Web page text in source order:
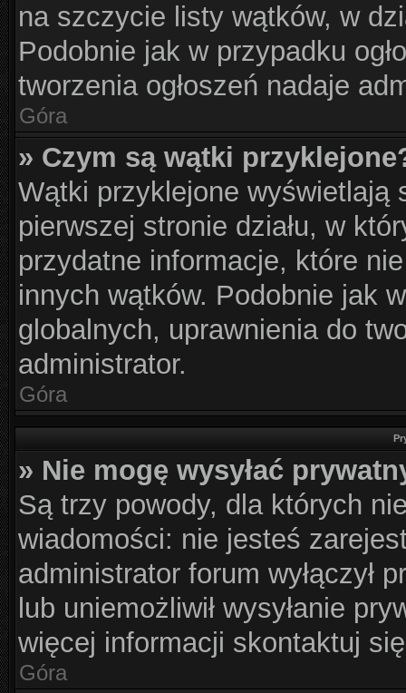
na szczycie listy wątków, w
Podobnie jak w przypadku
tworzenia ogłoszeń nadaje
Góra
» Czym są wątki
Wątki przyklejone wyświetlają
pierwszej stronie działu, w
przydatne informacje, które
innych wątków. Podobnie jak
globalnych, uprawnienia do
administrator.
Góra
» Nie mogę wysyłać
Są trzy powody, dla których
wiadomości: nie jesteś
administrator forum wyłączył
lub uniemożliwił wysyłanie
więcej informacji skontaktuj
Góra